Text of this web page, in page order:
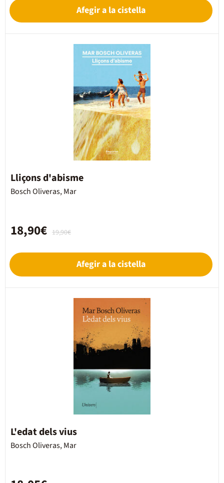
Afegir a la cistella
Lliçons d'abisme
Bosch Oliveras, Mar
19,90€
18,90€
Afegir a la cistella
L'edat dels vius
Bosch Oliveras, Mar